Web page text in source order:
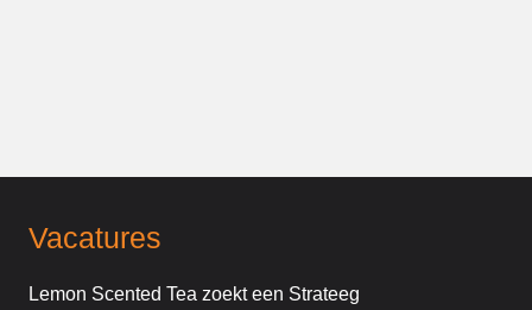
Vacatures
Lemon Scented Tea zoekt een Strateeg